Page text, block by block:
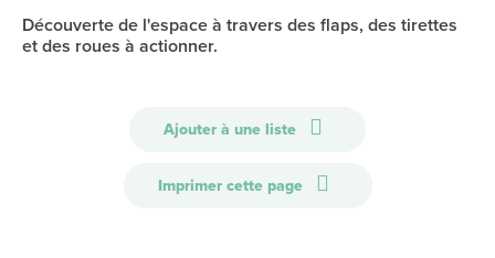
Découverte de l'espace à travers des flaps, des tirettes
et des roues à actionner.
Ajouter à une liste
Imprimer cette page